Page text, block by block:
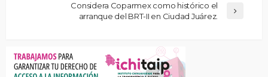
Considera Coparmex como histórico el
arranque del BRT-II en Ciudad Juárez.